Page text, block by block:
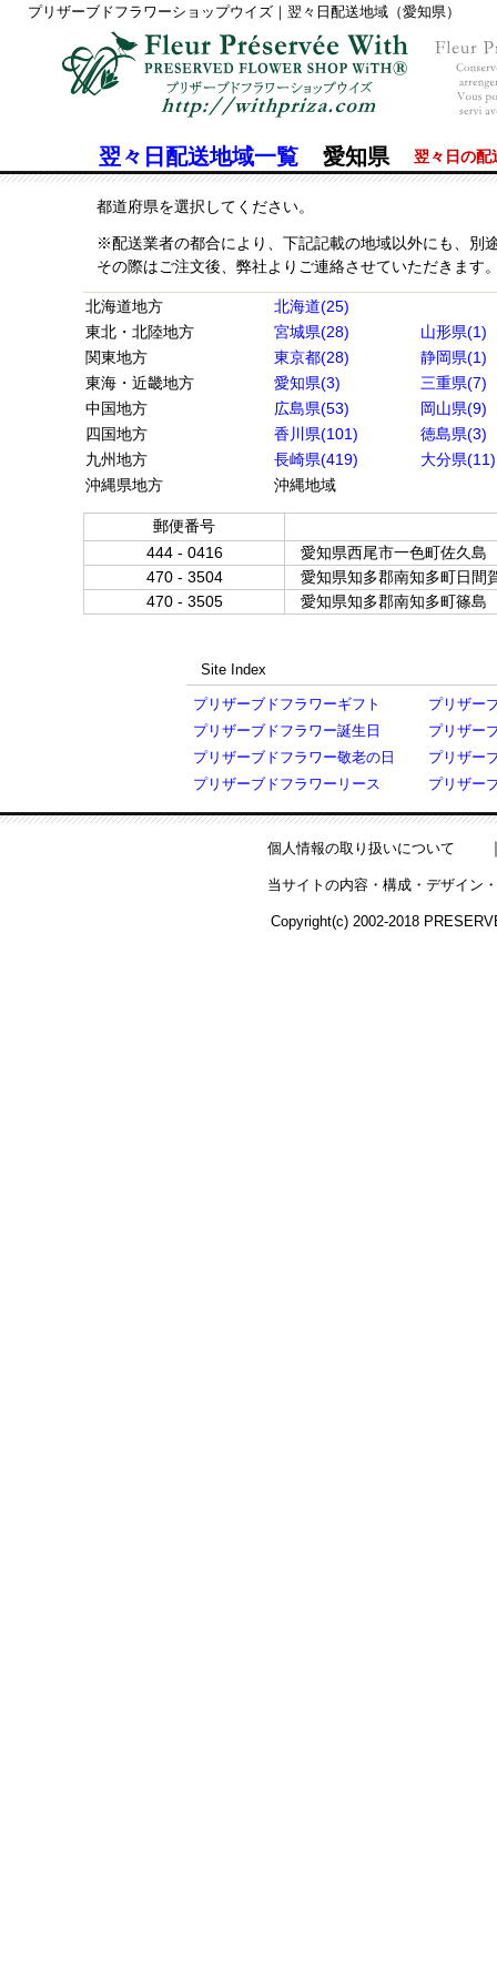
プリザーブドフラワーショップウイズ｜翌々日配送地域（愛知県）
翌々日配送地域一覧 愛知県 翌々日の配
都道府県を選択してください。
※配送業者の都合により、下記記載の地域以外にも、別
その際はご注文後、弊社よりご連絡させていただきます
北海道地方
北海道(25)
東北・北陸地方
宮城県(28)
山形県(1)
関東地方
東京都(28)
静岡県(1)
東海・近畿地方
愛知県(3)
三重県(7)
中国地方
広島県(53)
岡山県(9)
四国地方
香川県(101)
徳島県(3)
九州地方
長崎県(419)
大分県(11)
沖縄県地方
沖縄地域
郵便番号
444 - 0416
愛知県西尾市一色町佐久島
470 - 3504
愛知県知多郡南知多町日間
470 - 3505
愛知県知多郡南知多町篠島
Site Index
プリザーブドフラワーギフト
プリザー
プリザーブドフラワー誕生日
プリザー
プリザーブドフラワー敬老の日
プリザー
プリザーブドフラワーリース
プリザー
個人情報の取り扱いについて
当サイトの内容・構成・デザイン
Copyright(c) 2002-2018